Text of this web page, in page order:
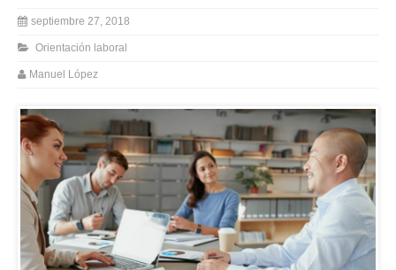
septiembre 27, 2018
Orientación laboral
Manuel López